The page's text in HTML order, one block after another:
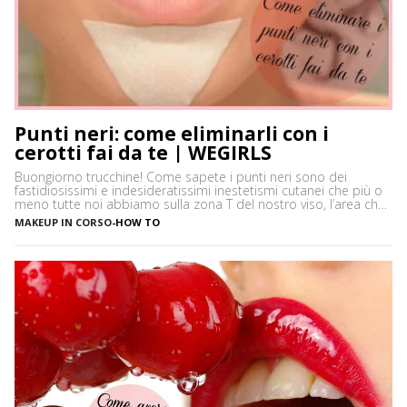
Punti neri: come eliminarli con i
cerotti fai da te | WEGIRLS
Buongiorno trucchine! Come sapete i punti neri sono dei
fastidiosissimi e indesideratissimi inestetismi cutanei che più o
meno tutte noi abbiamo sulla zona T del nostro viso, l’area che
è più spesso vittima di impurità e alterazioni del pH della pelle,
soprattutto se si ha la pelle grassa e non si usano prodotti
MAKEUP IN CORSO-HOW TO